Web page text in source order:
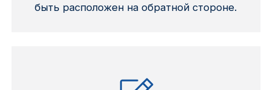
быть расположен на обратной стороне.